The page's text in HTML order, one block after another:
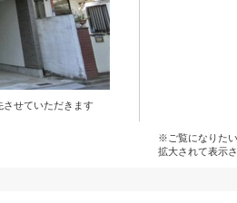
せていただきます
※ご覧になりた
拡大されて表示さ